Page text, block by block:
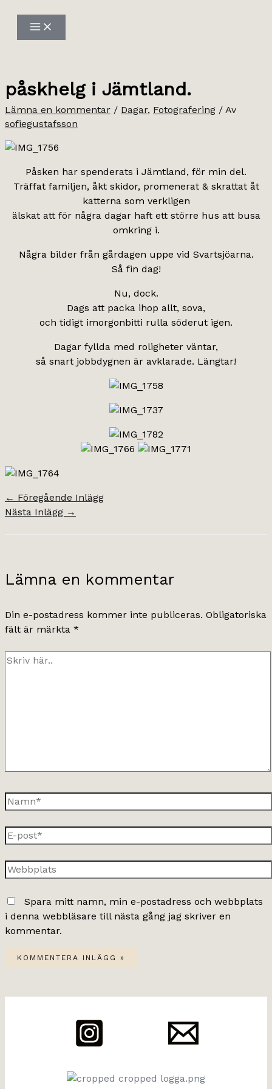
innehåll
påskhelg i Jämtland.
Lämna en kommentar / Dagar, Fotografering / Av
sofiegustafsson
Påsken har spenderats i Jämtland, för min del.
Träffat familjen, åkt skidor, promenerat & skrattat åt
katterna som verkligen
älskat att för några dagar haft ett större hus att busa
omkring i.
Några bilder från gårdagen uppe vid Svartsjöarna.
Så fin dag!
Nu, dock.
Dags att packa ihop allt, sova,
och tidigt imorgonbitti rulla söderut igen.
Dagar fyllda med roligheter väntar,
så snart jobbdygnen är avklarade. Längtar!
← Föregående Inlägg
Nästa Inlägg →
Lämna en kommentar
Din e-postadress kommer inte publiceras. Obligatoriska
fält är märkta *
Skriv
Namn*
E-
post*
Webbplats
Spara mitt namn, min e-postadress och webbplats
i denna webbläsare till nästa gång jag skriver en
kommentar.